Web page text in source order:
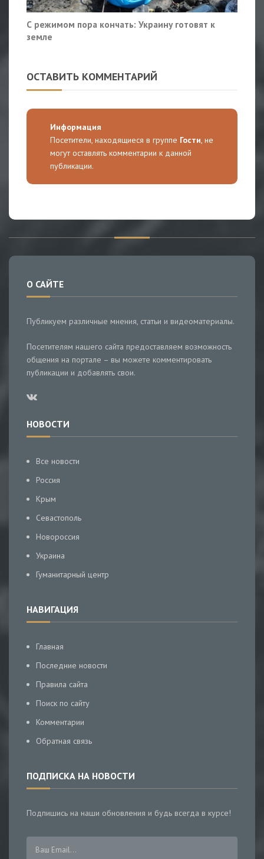
С режимом пора кончать: Украину готовят к
земле
ОСТАВИТЬ КОММЕНТАРИЙ
Информация
Посетители, находящиеся в группе Гости, не
могут оставлять комментарии к данной
публикации.
О САЙТЕ
Публикуем различные мнения, статьи и видеоматериалы.
Посетителям нашего сайта предоставляем возможность
общения на портале – вы можете комментировать
публикации и добавлять свои.
НОВОСТИ
Все новости
Россия
Крым
Севастополь
Новороссия
Украина
Гуманитарный центр
НАВИГАЦИЯ
Главная
Последние новости
Правила сайта
Поиск по сайту
Комментарии
Обратная связь
ПОДПИСКА НА НОВОСТИ
Подпишись на наши обновления и будь всегда в курсе!